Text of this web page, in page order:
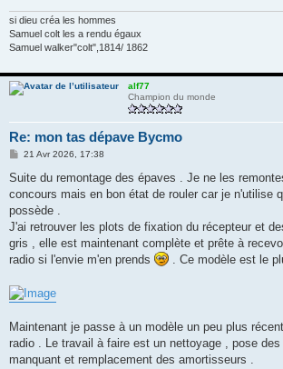
si dieu créa les hommes
Samuel colt les a rendu égaux
Samuel walker"colt",1814/ 1862
alf77
Champion du monde
Re: mon tas dépave Bycmo
M
s
a
g
21 Avr 2026, 17:38
Suite du remontage des épaves . Je ne les
concours mais en bon état de rouler car je n'utilise
possède .
J'ai retrouver les plots de fixation du récepteur et
gris , elle est maintenant complète et prête à
radio si l'envie m'en prends
. Ce modèle est le
Maintenant je passe à un modèle un peu plus
radio . Le travail à faire est un nettoyage , pose
manquant et remplacement des amortisseurs .